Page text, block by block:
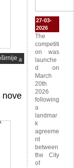
nove
27-03-
2026
The
competiti
on was
launche
d on
March
20th
2026
following
a
landmar
k
agreeme
nt
between
the City
of